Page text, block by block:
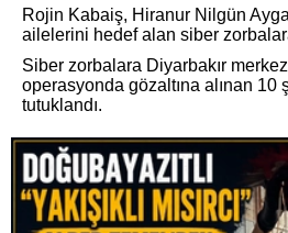
Rojin Kabaiş, Hiranur Nilgün
ailelerini hedef alan siber
Siber zorbalara Diyarbakır
operasyonda gözaltına alınan 10
tutuklandı.